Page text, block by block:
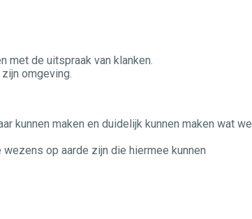
met de uitspraak van klanken.
omgeving.
kunnen maken en duidelijk kunnen maken wat we
op aarde zijn die hiermee kunnen